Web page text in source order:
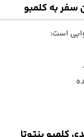
سفر به کلمبو
است: